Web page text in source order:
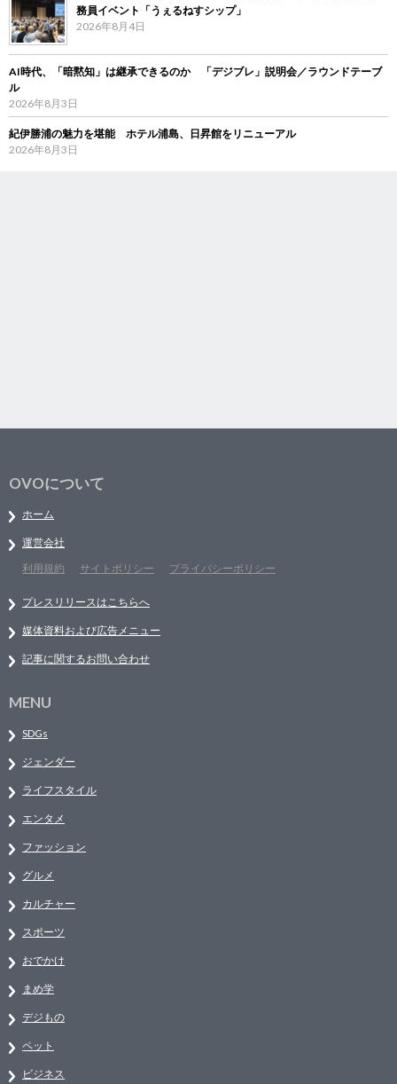
務員イベント「うぇるねすシップ」
2026年8月4日
AI時代、「暗黙知」は継承できるのか 「デジブレ」説明会／ラウンドテーブ
ル
2026年8月3日
紀伊勝浦の魅力を堪能 ホテル浦島、日昇館をリニューアル
2026年8月3日
OVOについて
ホーム
運営会社
利用規約
サイトポリシー プライバシーポリシー
プレスリリースはこちらへ
媒体資料および広告メニュー
記事に関するお問い合わせ
MENU
SDGs
ジェンダー
ライフスタイル
エンタメ
ファッション
グルメ
カルチャー
スポーツ
おでかけ
まめ学
デジもの
ペット
ビジネス